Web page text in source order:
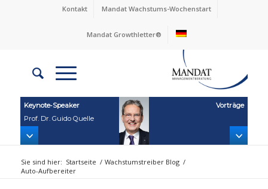
Kontakt Mandat Wachstums-Wochenstart
Mandat Growthletter®
Keynote‑Speaker
Prof. Dr. Guido Quelle
Vorträge
Sie sind hier: Startseite / Wachstumstreiber Blog /
Auto-Aufbereiter